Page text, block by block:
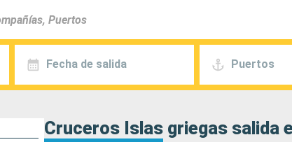
Fecha de salida Puertos
Cruceros Islas griegas salida